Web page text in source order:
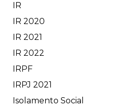
IR
IR 2020
IR 2021
IR 2022
IRPF
IRPJ 2021
Isolamento Social